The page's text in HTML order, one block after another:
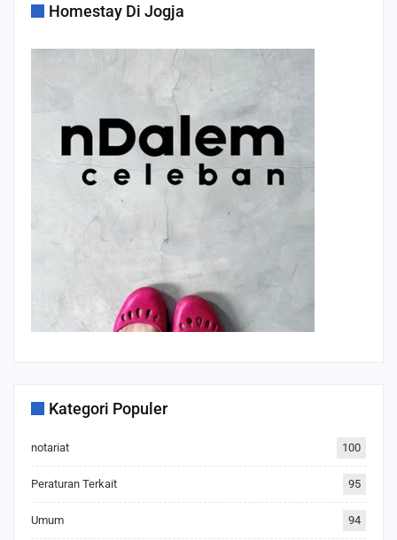
Homestay Di Jogja
Kategori Populer
notariat 100
Peraturan Terkait 95
Umum 94